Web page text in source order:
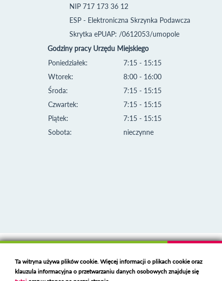
NIP 717 173 36 12
ESP - Elektroniczna Skrzynka Podawcza
Skrytka ePUAP: /0612053/umopole
Godziny pracy Urzędu Miejskiego
Poniedziałek:
Wtorek:
Środa:
Czwartek:
Piątek:
Sobota:
7:15 - 15:15
8:00 - 16:00
7:15 - 15:15
7:15 - 15:15
7:15 - 15:15
nieczynne
Deklaracja dostępności
Polski serwer RBLhttps://polspam.pl/
Ta witryna używa plików cookie. Więcej informacji o plikach cookie oraz
klauzula informacyjna o przetwarzaniu danych osobowych znajduje się